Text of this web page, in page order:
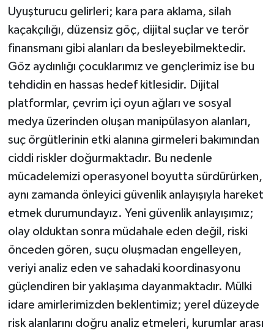
Uyuşturucu gelirleri; kara para aklama, silah
kaçakçılığı, düzensiz göç, dijital suçlar ve terör
finansmanı gibi alanları da besleyebilmektedir.
Göz aydınlığı çocuklarımız ve gençlerimiz ise bu
tehdidin en hassas hedef kitlesidir. Dijital
platformlar, çevrim içi oyun ağları ve sosyal
medya üzerinden oluşan manipülasyon alanları,
suç örgütlerinin etki alanına girmeleri bakımından
ciddi riskler doğurmaktadır. Bu nedenle
mücadelemizi operasyonel boyutta sürdürürken,
aynı zamanda önleyici güvenlik anlayışıyla hareket
etmek durumundayız. Yeni güvenlik anlayışımız;
olay olduktan sonra müdahale eden değil, riski
önceden gören, suçu oluşmadan engelleyen,
veriyi analiz eden ve sahadaki koordinasyonu
güçlendiren bir yaklaşıma dayanmaktadır. Mülki
idare amirlerimizden beklentimiz; yerel düzeyde
risk alanlarını doğru analiz etmeleri, kurumlar arası